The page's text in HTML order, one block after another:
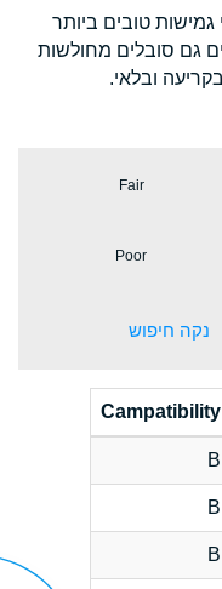
גמישות טובים ביותר
גם סובלים מחולשות
ובלאי.
Fair
Poor
נקה חיפוש
Campatibility
B
B
B